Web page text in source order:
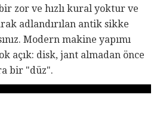
zor ve hızlı kural yoktur ve
adlandırılan antik sikke
Modern makine yapımı
açık: disk, jant almadan önce
bir "düz".